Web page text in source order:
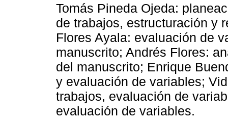
Tomás Pineda Ojeda:
de trabajos, estructuración y
Flores Ayala: evaluación de
manuscrito; Andrés Flores:
del manuscrito; Enrique
y evaluación de variables;
trabajos, evaluación de
evaluación de variables.